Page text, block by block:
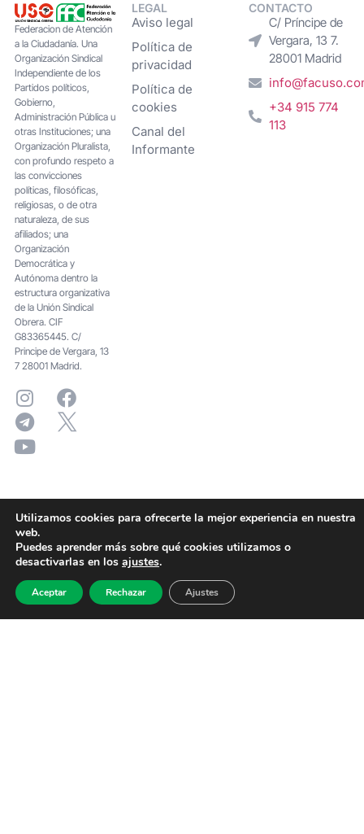
Federacion de Atención
a la Ciudadanía. Una
Organización Sindical
Independiente de los
Partidos políticos,
Gobierno,
Administración Pública u
otras Instituciones; una
Organización Pluralista,
con profundo respeto a
las convicciones
políticas, filosóficas,
religiosas, o de otra
naturaleza, de sus
afiliados; una
Organización
Democrática y
Autónoma dentro la
estructura organizativa
de la Unión Sindical
Obrera. CIF
G83365445. C/
Principe de Vergara, 13
7 28001 Madrid.
LEGAL
Aviso legal
Política de
privacidad
Política de
cookies
Canal del
Informante
CONTACTO
C/ Príncipe de
Vergara, 13 7.
28001 Madrid
+34 915 774
113
Utilizamos cookies para ofrecerte la mejor experiencia en nuestra
web.
Puedes aprender más sobre qué cookies utilizamos o
desactivarlas en los ajustes.
Aceptar Rechazar Ajustes